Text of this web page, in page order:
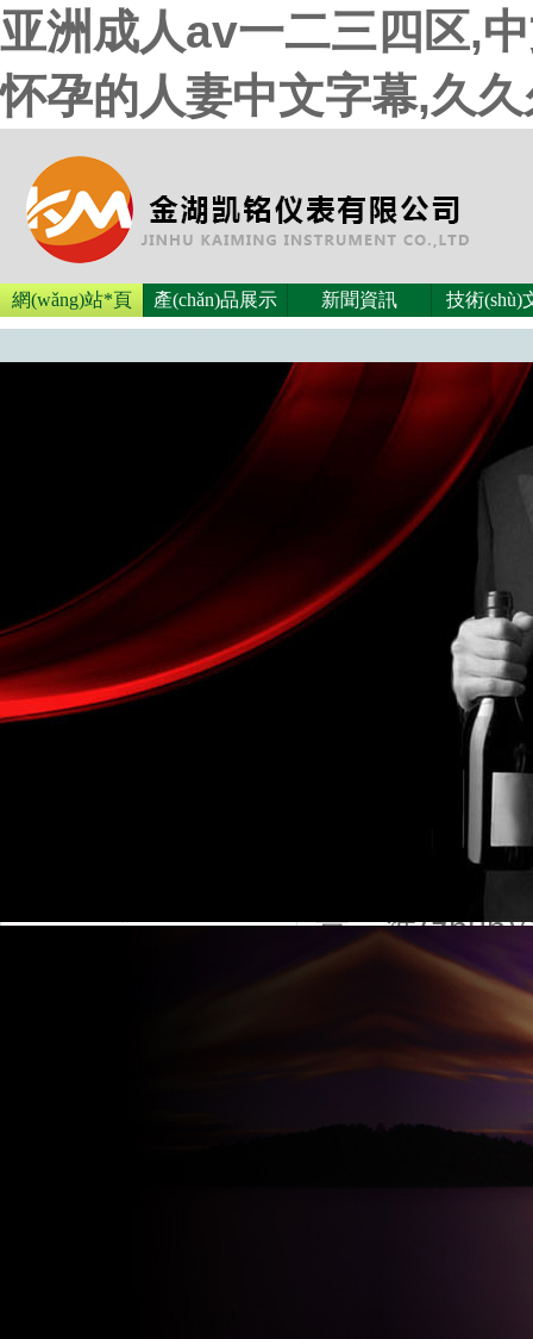
亚洲成人av一二三四区,
怀孕的人妻中文字幕,久
金湖凱銘儀表有限公司LOGO
網(wǎng)站*頁 產(chǎn)品展示 新聞資訊 技術(shù)
浮子流量計
LZ 系列金屬
靠、準
流量計相比較
指示、電遠傳
阻尼型和防爆
油、冶金
液體、氣體流
流量計檢測
特殊場合也